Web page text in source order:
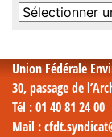
Archives
Union Fédérale
30, passage de
Tél : 01 40 81 24 00
Mail :